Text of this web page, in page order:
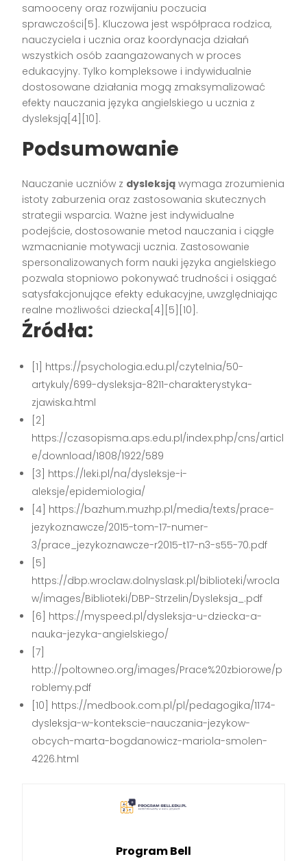
samooceny oraz rozwijaniu poczucia
sprawczości[5]. Kluczowa jest współpraca rodzica,
nauczyciela i ucznia oraz koordynacja działań
wszystkich osób zaangażowanych w proces
edukacyjny. Tylko kompleksowe i indywidualnie
dostosowane działania mogą zmaksymalizować
efekty nauczania języka angielskiego u ucznia z
dysleksją[4][10].
Podsumowanie
Nauczanie uczniów z dysleksją wymaga zrozumienia
istoty zaburzenia oraz zastosowania skutecznych
strategii wsparcia. Ważne jest indywidualne
podejście, dostosowanie metod nauczania i ciągłe
wzmacnianie motywacji ucznia. Zastosowanie
spersonalizowanych form nauki języka angielskiego
pozwala stopniowo pokonywać trudności i osiągać
satysfakcjonujące efekty edukacyjne, uwzględniając
realne możliwości dziecka[4][5][10].
Źródła:
[1] https://psychologia.edu.pl/czytelnia/50-
artykuly/699-dysleksja-8211-charakterystyka-
zjawiska.html
[2]
https://czasopisma.aps.edu.pl/index.php/cns/articl
e/download/1808/1922/589
[3] https://leki.pl/na/dysleksje-i-
aleksje/epidemiologia/
[4] https://bazhum.muzhp.pl/media/texts/prace-
jezykoznawcze/2015-tom-17-numer-
3/prace_jezykoznawcze-r2015-t17-n3-s55-70.pdf
[5]
https://dbp.wroclaw.dolnyslask.pl/biblioteki/wrocla
w/images/Biblioteki/DBP-Strzelin/Dysleksja_.pdf
[6] https://myspeed.pl/dysleksja-u-dziecka-a-
nauka-jezyka-angielskiego/
[7]
http://poltowneo.org/images/Prace%20zbiorowe/p
roblemy.pdf
[10] https://medbook.com.pl/pl/pedagogika/1174-
dysleksja-w-kontekscie-nauczania-jezykow-
obcych-marta-bogdanowicz-mariola-smolen-
4226.html
Program Bell